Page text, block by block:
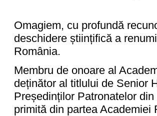
Omagiem, cu profundă
deschidere științifică a
România.
Membru de onoare al
deținător al titlului de Senior
Președinților Patronatelor
primită din partea Academiei